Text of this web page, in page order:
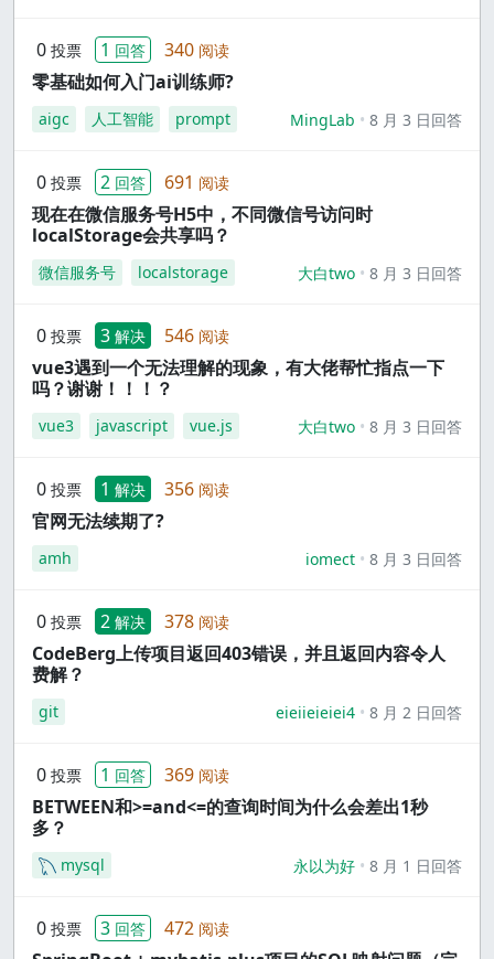
0 投票 1 回答 340 阅读
零基础如何入门ai训练师?
aigc 人工智能 prompt MingLab 8 月 3 日回答
0 投票 2 回答 691 阅读
现在在微信服务号H5中，不同微信号访问时
localStorage会共享吗？
微信服务号 localstorage 大白two 8 月 3 日回答
0 投票 3 解决 546 阅读
vue3遇到一个无法理解的现象，有大佬帮忙指点一下
吗？谢谢！！！？
vue3 javascript vue.js 大白two 8 月 3 日回答
0 投票 1 解决 356 阅读
官网无法续期了?
amh iomect 8 月 3 日回答
0 投票 2 解决 378 阅读
CodeBerg上传项目返回403错误，并且返回内容令人
费解？
git eieiieieiei4 8 月 2 日回答
0 投票 1 回答 369 阅读
BETWEEN和>=and<=的查询时间为什么会差出1秒
多？
mysql 永以为好 8 月 1 日回答
0 投票 3 回答 472 阅读